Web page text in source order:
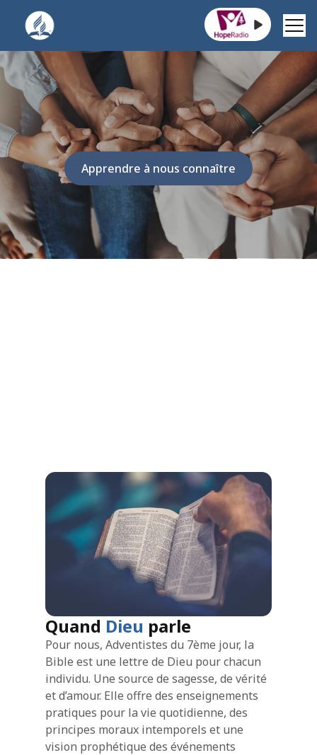
Foi, Espoir et Action.
Apprendre à nous connaître
Quand Dieu parle
Pour nous, Adventistes du 7ème jour, la
Bible est une lettre de Dieu pour chacun
individu. Une source de sagesse, de vérité
et d’amour. Elle offre des enseignements
pratiques pour la vie quotidienne, des
principes moraux intemporels et une
vision prophétique des événements